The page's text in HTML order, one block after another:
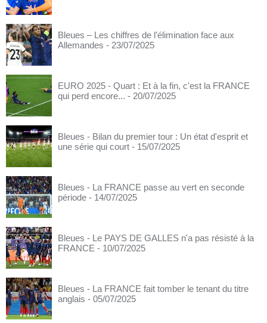
Bleues – Les chiffres de l’élimination face aux
Allemandes - 23/07/2025
EURO 2025 - Quart : Et à la fin, c'est la FRANCE
qui perd encore... - 20/07/2025
Bleues - Bilan du premier tour : Un état d'esprit et
une série qui court - 15/07/2025
Bleues - La FRANCE passe au vert en seconde
période - 14/07/2025
Bleues - Le PAYS DE GALLES n'a pas résisté à la
FRANCE - 10/07/2025
Bleues - La FRANCE fait tomber le tenant du titre
anglais - 05/07/2025